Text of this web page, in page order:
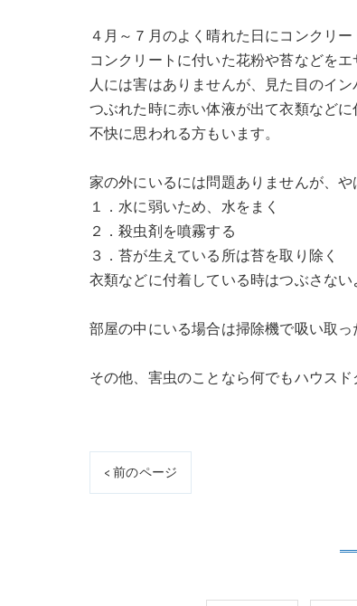
４月～７月のよく晴れた日にコンクリー
コンクリートに付いた花粉や苔などを
人には害はありませんが、見た目のイン
つぶれた時に赤い体液が出て衣類など
不快に思われる方もいます。
家の外にいるには問題ありませんが、
１．水に弱いため、水をまく
２．殺虫剤を噴霧する
３．苔が生えている所は苔を取り除く
衣類などに付着している時はつぶさない
部屋の中にいる場合は掃除機で吸い取
その他、害虫のことなら何でもハウスド
< 前のページ